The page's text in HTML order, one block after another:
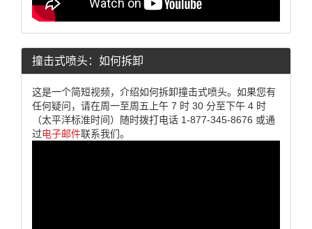
撞击式喷头：如何拆卸
这是一个简短视频，介绍如何拆卸撞击式喷头。如果您有
任何疑问，请在周一至周五上午 7 时 30 分至下午 4 时
（太平洋标准时间）随时拨打电话 1-877-345-8676 或通
过电子邮件联系我们。